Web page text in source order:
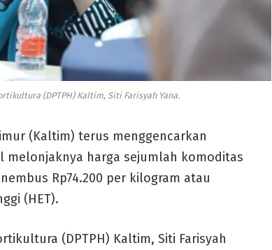
(DPTPH) Kaltim, Siti Farisyah Yana.
(Kaltim) terus menggencarkan
melonjaknya harga sejumlah komoditas
Rp74.200 per kilogram atau
(HET).
(DPTPH) Kaltim, Siti Farisyah